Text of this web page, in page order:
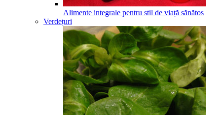
Alimente integrale pentru stil de viață sănătos
Verdețuri